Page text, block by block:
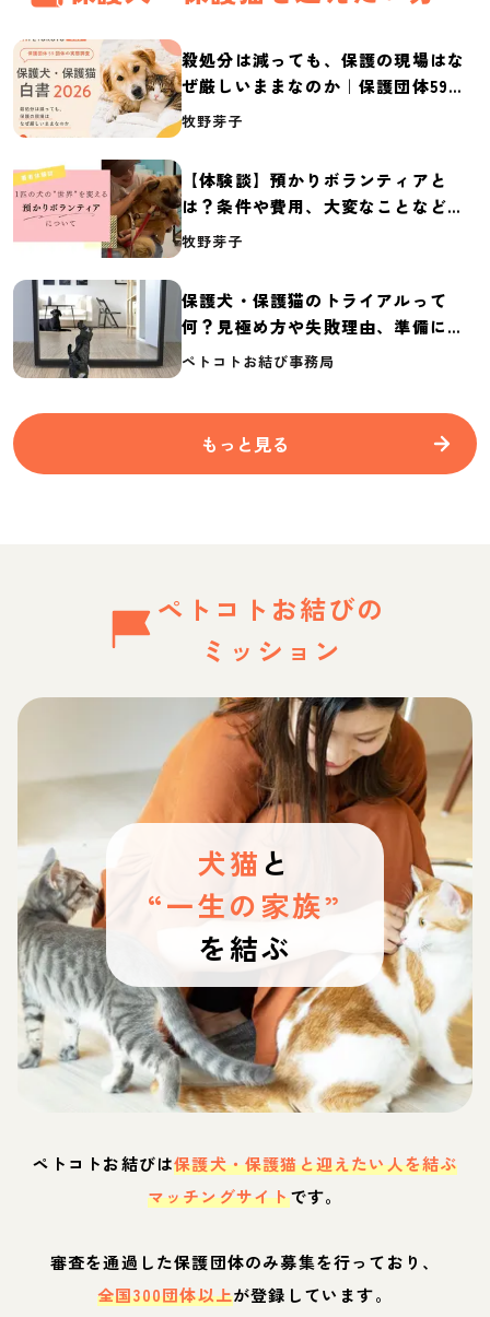
殺処分は減っても、保護の現場はな
ぜ厳しいままなのか｜保護団体59団
体の実態調査【保護犬・保護猫白書
牧野芽子
【体験談】預かりボランティアと
は？条件や費用、大変なことなど紹
介
牧野芽子
保護犬・保護猫のトライアルって
何？見極め方や失敗理由、準備に必
要なものを紹介
ペトコトお結び事務局
もっと見る
ペトコトお結びの
ミッション
犬猫 と
“一生の家族”
を結ぶ
ペトコトお結びは保護犬・保護猫と迎えたい人を結ぶ
マッチングサイトです。
審査を通過した保護団体のみ募集を行っており、
全国300団体以上が登録しています。